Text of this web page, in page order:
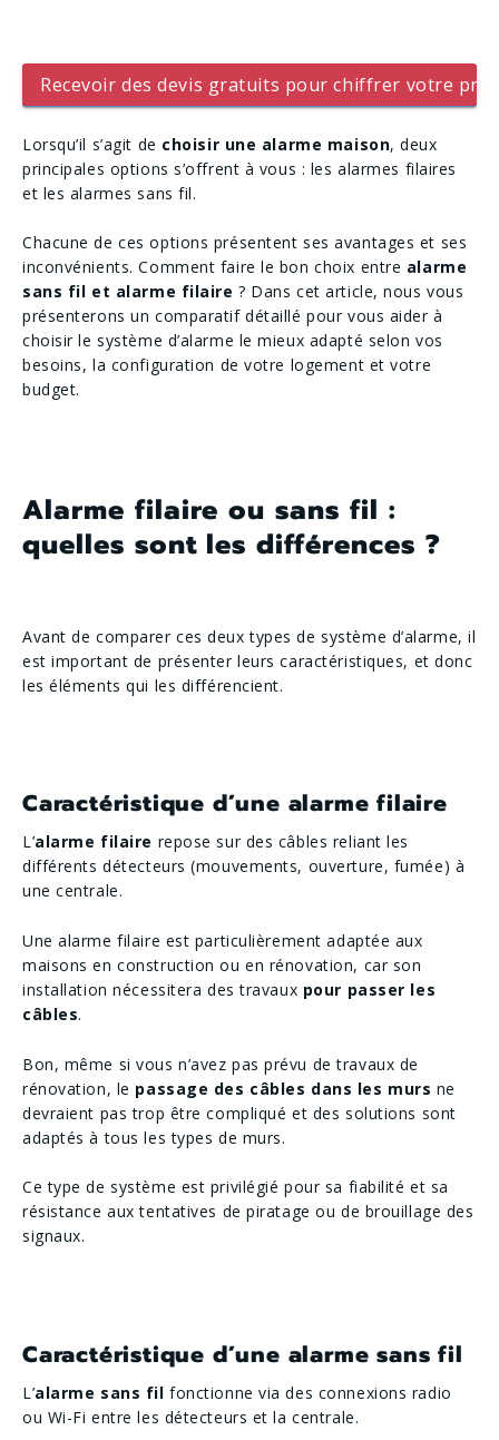
Recevoir des devis gratuits pour chiffrer votre
Lorsqu’il s’agit de choisir une alarme maison, deux
principales options s’offrent à vous : les alarmes filaires
et les alarmes sans fil.
Chacune de ces options présentent ses avantages et ses
inconvénients. Comment faire le bon choix entre alarme
sans fil et alarme filaire ? Dans cet article, nous vous
présenterons un comparatif détaillé pour vous aider à
choisir le système d’alarme le mieux adapté selon vos
besoins, la configuration de votre logement et votre
budget.
Alarme filaire ou sans fil :
quelles sont les différences ?
Avant de comparer ces deux types de système d’alarme, il
est important de présenter leurs caractéristiques, et donc
les éléments qui les différencient.
Caractéristique d’une alarme filaire
L’alarme filaire repose sur des câbles reliant les
différents détecteurs (mouvements, ouverture, fumée) à
une centrale.
Une alarme filaire est particulièrement adaptée aux
maisons en construction ou en rénovation, car son
installation nécessitera des travaux pour passer les
câbles.
Bon, même si vous n’avez pas prévu de travaux de
rénovation, le passage des câbles dans les murs ne
devraient pas trop être compliqué et des solutions sont
adaptés à tous les types de murs.
Ce type de système est privilégié pour sa fiabilité et sa
résistance aux tentatives de piratage ou de brouillage des
signaux.
Caractéristique d’une alarme sans fil
L’alarme sans fil fonctionne via des connexions radio
ou Wi-Fi entre les détecteurs et la centrale.